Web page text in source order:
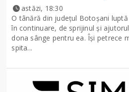
astăzi, 18:30
O tânără din județul Botoșani
în continuare, de sprijinul și
dona sânge pentru ea. Își petrece
spita...